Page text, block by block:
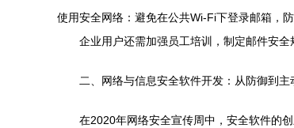
使用安全网络：避免在公共Wi-Fi下登录邮箱，防
企业用户还需加强员工培训，制定邮件安
二、网络与信息安全软件开发：从防御到主
在2020年网络安全宣传周中，安全软件的